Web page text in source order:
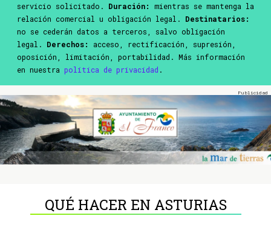
servicio solicitado. Duración:
mientras se mantenga la
relación comercial u obligación legal. Destinatarios:
no se cederán datos a terceros, salvo obligación
legal. Derechos:
acceso, rectificación, supresión,
oposición, limitación, portabilidad. Más información
en nuestra política de privacidad .
QUÉ HACER EN ASTURIAS